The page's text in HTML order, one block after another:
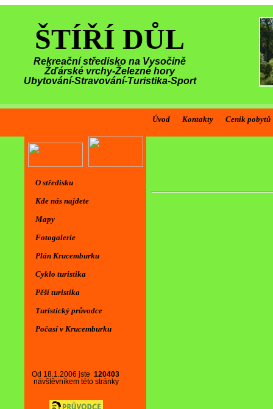
ŠTÍŘÍ DŮL
Rekreační středisko na Vysočině
Žďárské vrchy-Železné hory
Ubytování-Stravování-Turistika-Sport
Úvod Kontakty Ceník pobytů
Od 18.1.2006 jste 120403
návštěvníkem této stránky
O středisku
Kde nás najdete
Mapy
Fotogalerie
Plán Krucemburku
Cyklo turistika
Pěší turistika
Turistický průvodce
Počasí v Krucemburku